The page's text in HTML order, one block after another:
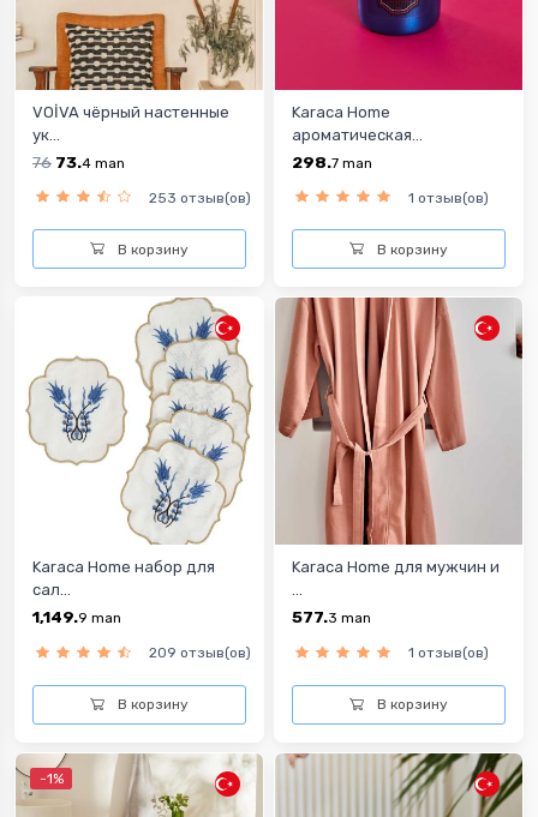
VOİVA чёрный настенные
ук...
76 73.4 man
253 отзыв(ов)
В корзину
Karaca Home
ароматическая...
298.7 man
1 отзыв(ов)
В корзину
Karaca Home набор для
сал...
1,149.9 man
209 отзыв(ов)
В корзину
Karaca Home для мужчин и
...
577.3 man
1 отзыв(ов)
В корзину
-1%